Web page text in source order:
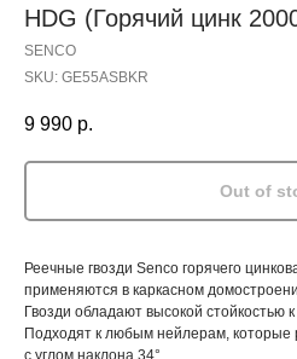
HDG (Горячий цинк
SENCO
SKU: GE55ASBKR
9 990 р.
Out of
Реечные гвозди Senco горячего
применяются в каркасном
Гвозди обладают высокой стойкостью
Подходят к любым нейлерам, которые